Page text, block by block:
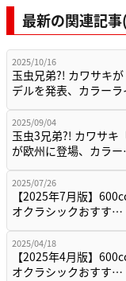
最新の関連記
2025/10/16
玉虫兄弟?! カワサキ
デルを発表、カラー
2025/09/04
玉虫3兄弟?! カワサキ
が欧州に登場、カラ
2025/07/26
【2025年7月版】
オクラシックおすす…
2025/04/18
【2025年4月版】
オクラシックおすす…